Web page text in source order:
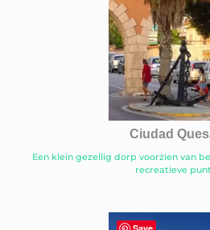
Ciudad
Een klein gezellig dorp voorzien van
recreatieve